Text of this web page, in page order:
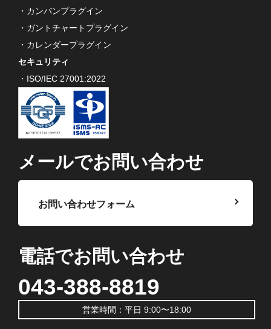
・カンバンプラグイン
・ガントチャートプラグイン
・カレンダープラグイン
セキュリティ
・ISO/IEC 27001:2022
メールでお問い合わせ
お問い合わせフォーム
電話でお問い合わせ
043-388-8819
営業時間：平日 9:00〜18:00